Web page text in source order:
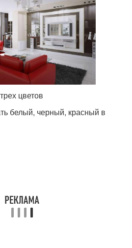
цветов
белый, черный, красный в